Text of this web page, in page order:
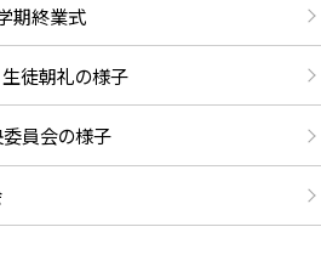
期終業式
生徒朝礼の様子
員会の様子